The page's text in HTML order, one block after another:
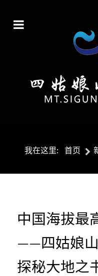
我在这里: 首页
中国海拔最
——四姑娘山
探秘大地之